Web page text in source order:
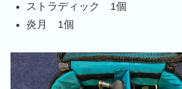
ストラディック 1個
炎月 1個